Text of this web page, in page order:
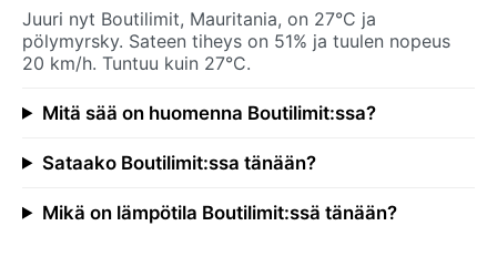
Juuri nyt Boutilimit, Mauritania, on 27°C ja
pölymyrsky. Sateen tiheys on 51% ja tuulen nopeus
20 km/h. Tuntuu kuin 27°C.
Mitä sää on huomenna Boutilimit:ssa?
Sataako Boutilimit:ssa tänään?
Mikä on lämpötila Boutilimit:ssä tänään?